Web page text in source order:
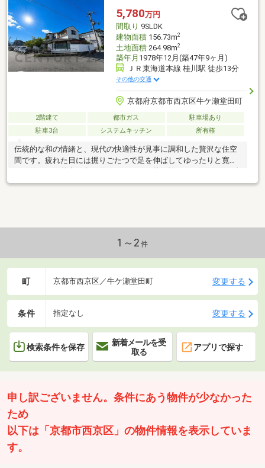
5,780万円
間取り 9SLDK
建物面積156.73m2
土地面積264.98m2
築年月 1978年12月(築47年9ヶ月)
ＪＲ東海道本線 桂川駅 徒歩13分
その他の交通
京都府京都市西京区牛ケ瀬堂田町
2階建て 都市ガス
駐車場あり
駐車3台
システムキッチン 所有権
伝統的な和の情緒と、現代の快適性が見事に調和した贅沢な住空
間です。疲れた日には掘りごたつで足を伸ばしてゆったりと寛
ならではの「美」と「粋」を感じられる豊かな暮らしがここには
しやすさ。その双方を無理なく享受できる、まさに大人にこそ選
んでいただきたい憧れの邸宅です。 【リフォーム歴】 ■キッチ
ン・洗面台・お風呂 交換 ■リビングフローリング貼替
1～2 件
町 京都市西京区／牛ケ瀬堂田町 変更する
条件 指定なし 変更する
検索条件を保存
新着メールを受
取る
アプリで探す
申し訳ございません。条件にあう物件が少なかった
ため
以下は「京都市西京区」の物件情報を表示していま
す。